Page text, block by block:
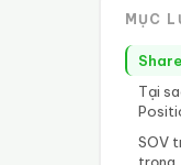
MỤC
Tại
SOV
trọng